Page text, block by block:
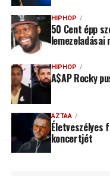
HIPHOP
50 Cent épp
lemezeladásai
HIPHOP
A$AP Rocky
AZTAA
Életveszélyes
koncertjét